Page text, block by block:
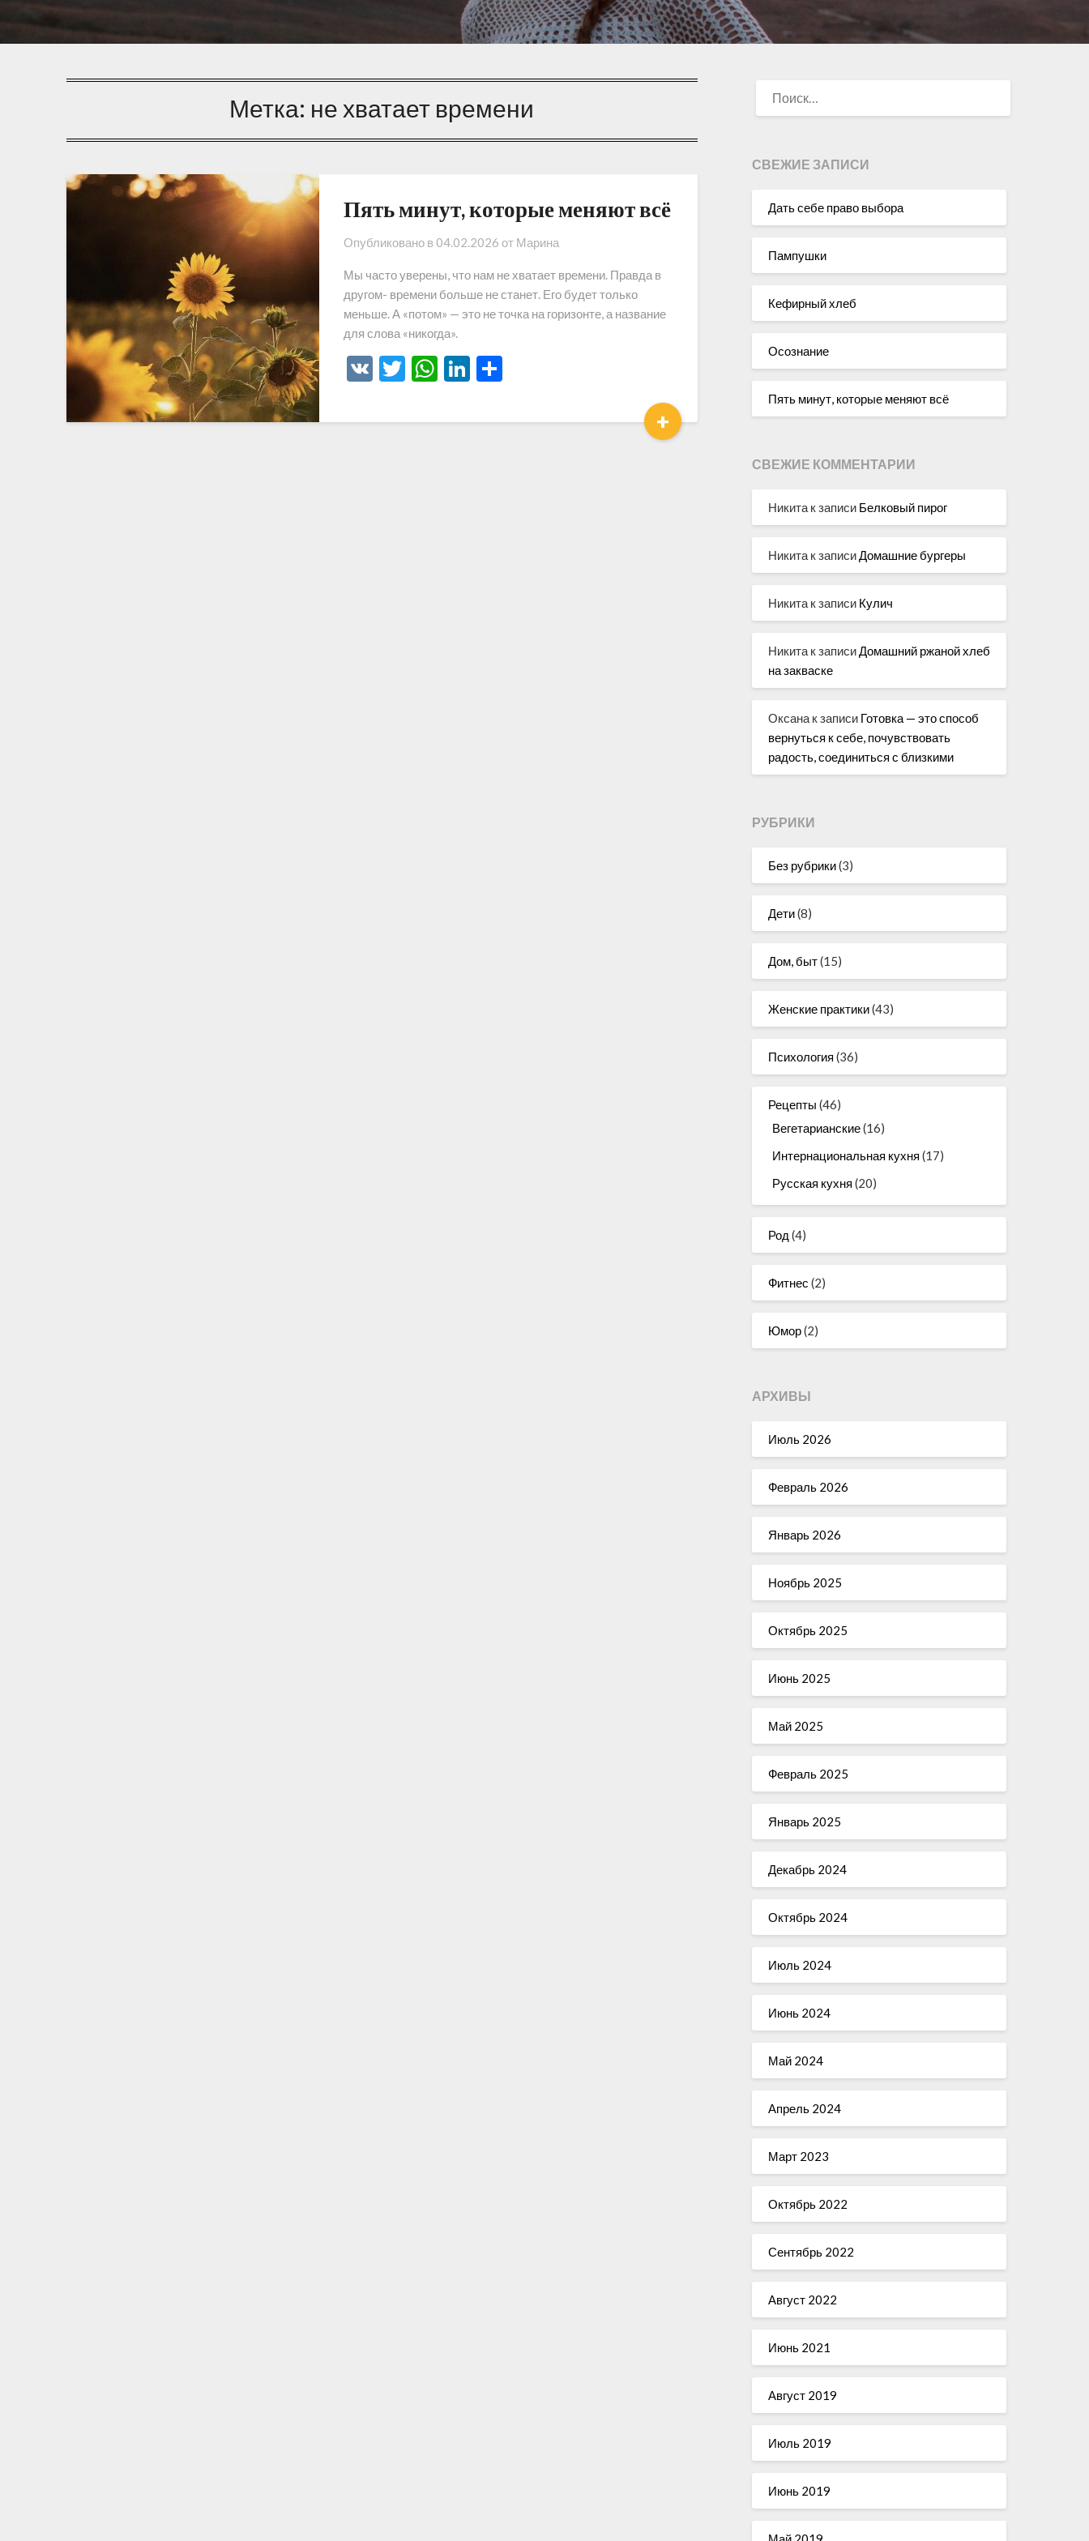
Метка: не хватает времени
Пять минут, которые меняют всё
Опубликовано в 04.02.2026 от Марина
Мы часто уверены, что нам не хватает времени. Правда в
другом- времени больше не станет. Его будет только
меньше. А «потом» — это не точка на горизонте, а название
для слова «никогда».
VKTwitter
WhatsApp
LinkedIn
Отправить
+
СВЕЖИЕ ЗАПИСИ
Дать себе право выбора
Пампушки
Кефирный хлеб
Осознание
Пять минут, которые меняют всё
СВЕЖИЕ КОММЕНТАРИИ
Никитак записи Белковый пирог
Никитак записи Домашние бургеры
Никитак записи Кулич
Никитак записи Домашний ржаной хлеб
на закваске
Оксанак записи Готовка — это способ
вернуться к себе, почувствовать
радость, соединиться с близкими
РУБРИКИ
Без рубрики(3)
Дети(8)
Дом, быт(15)
Женские практики(43)
Психология (36)
Рецепты (46)
Вегетарианские(16)
Интернациональная кухня (17)
Русская кухня (20)
Род (4)
Фитнес (2)
Юмор(2)
АРХИВЫ
Июль 2026
Февраль 2026
Январь 2026
Ноябрь 2025
Октябрь 2025
Июнь 2025
Май 2025
Февраль 2025
Январь 2025
Декабрь 2024
Октябрь 2024
Июль 2024
Июнь 2024
Май 2024
Апрель 2024
Март 2023
Октябрь 2022
Сентябрь 2022
Август 2022
Июнь 2021
Август 2019
Июль 2019
Июнь 2019